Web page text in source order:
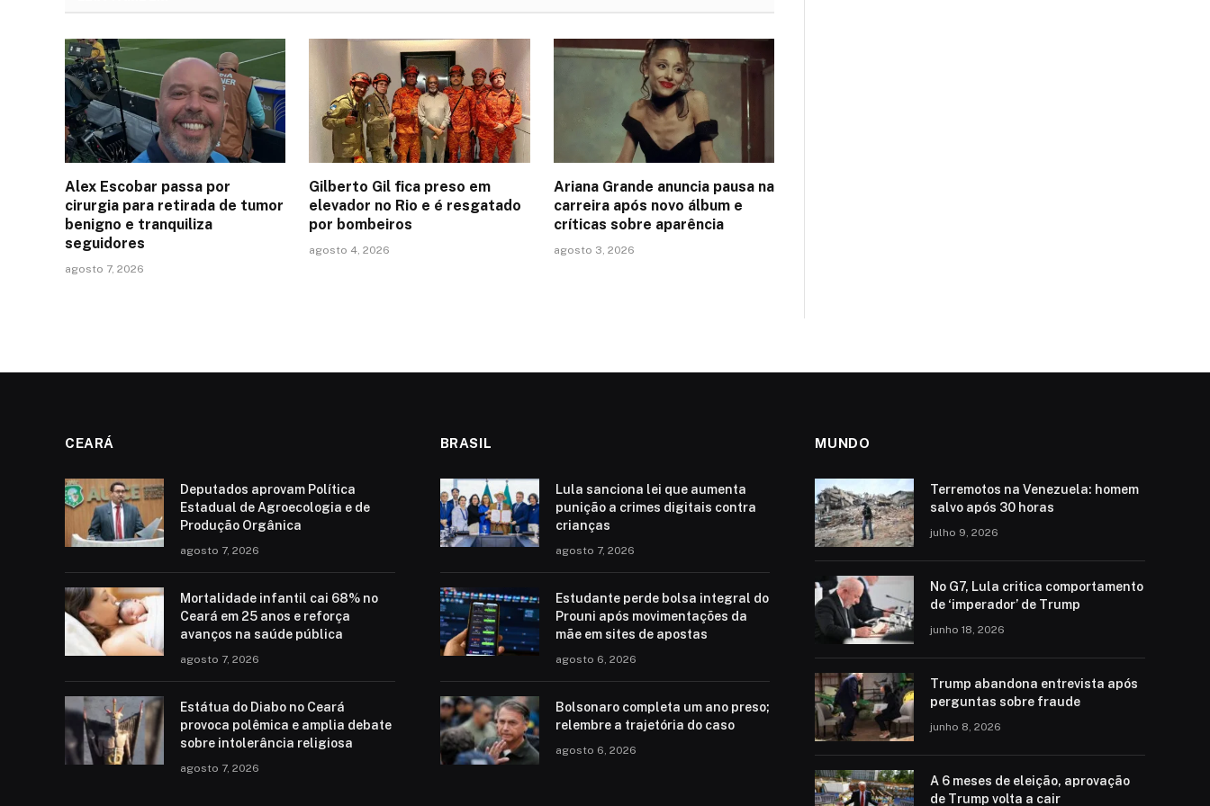
Alex Escobar passa por
cirurgia para retirada de tumor
benigno e tranquiliza
seguidores
agosto 7, 2026
Gilberto Gil fica preso em
elevador no Rio e é resgatado
por bombeiros
agosto 4, 2026
Ariana Grande anuncia pausa na
carreira após novo álbum e
críticas sobre aparência
agosto 3, 2026
CEARÁ
Deputados aprovam Política
Estadual de Agroecologia e de
Produção Orgânica
agosto 7, 2026
Mortalidade infantil cai 68% no
Ceará em 25 anos e reforça
avanços na saúde pública
agosto 7, 2026
Estátua do Diabo no Ceará
provoca polêmica e amplia debate
sobre intolerância religiosa
agosto 7, 2026
BRASIL
Lula sanciona lei que aumenta
punição a crimes digitais contra
crianças
agosto 7, 2026
Estudante perde bolsa integral do
Prouni após movimentações da
mãe em sites de apostas
agosto 6, 2026
Bolsonaro completa um ano preso;
relembre a trajetória do caso
agosto 6, 2026
MUNDO
Terremotos na Venezuela: homem
salvo após 30 horas
julho 9, 2026
No G7, Lula critica comportamento
de ‘imperador’ de Trump
junho 18, 2026
Trump abandona entrevista após
perguntas sobre fraude
junho 8, 2026
A 6 meses de eleição, aprovação
de Trump volta a cair